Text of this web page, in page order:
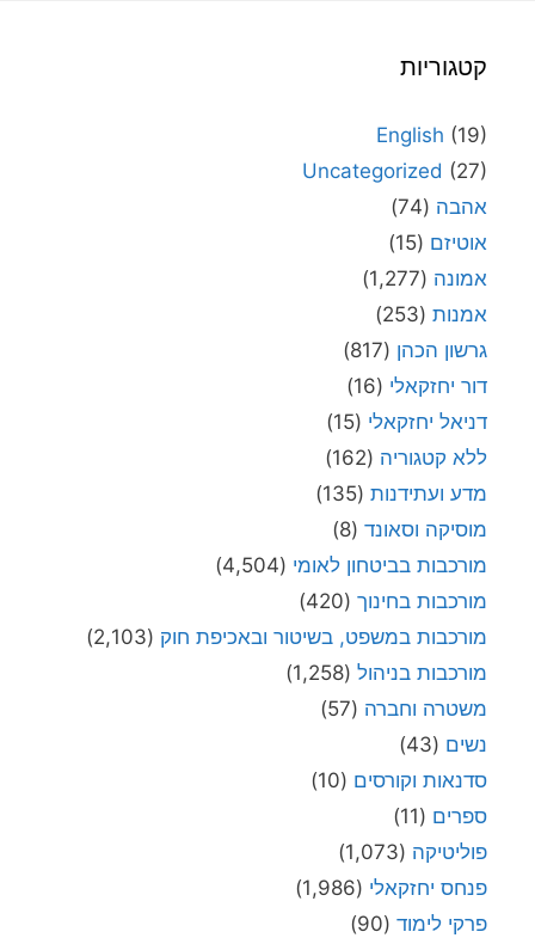
קטגוריות
English (19)
Uncategorized (27)
אהבה (74)
אוטיזם (15)
אמונה (1,277)
אמנות (253)
גרשון הכהן (817)
דור יחזקאלי (16)
דניאל יחזקאלי (15)
ללא קטגוריה (162)
מדע ועתידנות (135)
מוסיקה וסאונד (8)
מורכבות בביטחון לאומי (4,504)
מורכבות בחינוך (420)
מורכבות במשפט, בשיטור ובאכיפת חוק (2,103)
מורכבות בניהול (1,258)
משטרה וחברה (57)
נשים (43)
סדנאות וקורסים (10)
ספרים (11)
פוליטיקה (1,073)
פנחס יחזקאלי (1,986)
פרקי לימוד (90)